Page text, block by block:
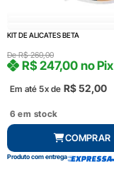
KIT DE ALICATES BETA
DeR$260,00
Em até 5x de R$52,00
R$247,00 no Pix
6 em stock
COMPRAR
Produto com entrega